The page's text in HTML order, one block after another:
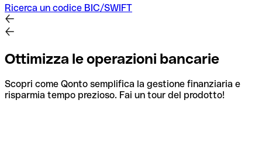
Ricerca un codice BIC/SWIFT
Ottimizza le operazioni bancarie
Scopri come Qonto semplifica la gestione finanziaria e
risparmia tempo prezioso. Fai un tour del prodotto!